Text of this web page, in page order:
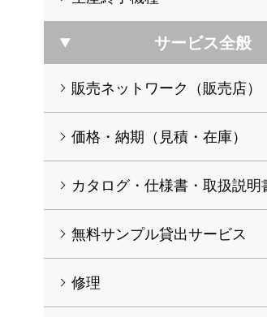
サービス全般
販売ネットワーク（販売店）
価格・納期（見積・在庫）
カタログ・仕様書・取扱説明
無料サンプル貸出サービス
修理